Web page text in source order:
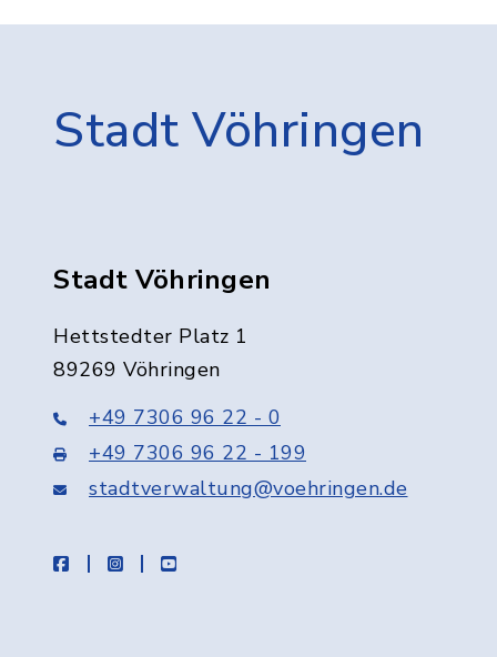
Stadt Vöhringen
Stadt Vöhringen
Hettstedter Platz 1
89269 Vöhringen
+49 7306 96 22 - 0
+49 7306 96 22 - 199
stadtverwaltung@voehringen.de
facebookinstagramyoutube